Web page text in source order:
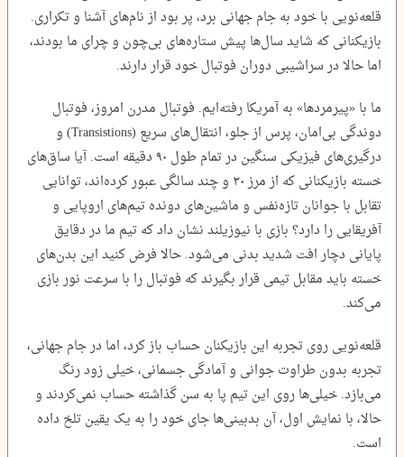
قلعه‌نویی با خود به جام جهانی برد، پر بود از نام‌های آشنا و تکراری.
بازیکنانی که شاید سال‌ها پیش ستاره‌های بی‌چون و چرای ما بودند،
اما حالا در سراشیبی دوران فوتبال خود قرار دارند.
ما با «پیرمردها» به آمریکا رفته‌ایم. فوتبال مدرن امروز، فوتبال
دوندگی بی‌امان، پرس از جلو، انتقال‌های سریع (Transistions) و
درگیری‌های فیزیکی سنگین در تمام طول ۹۰ دقیقه است. آیا ساق‌های
خسته بازیکنانی که از مرز ۳۰ و چند سالگی عبور کرده‌اند، توانایی
تقابل با جوانان تازه‌نفس و ماشین‌های دونده تیم‌های اروپایی و
آفریقایی را دارد؟ بازی با نیوزیلند نشان داد که تیم ما در دقایق
پایانی دچار افت شدید بدنی می‌شود. حالا فرض کنید این بدن‌های
خسته باید مقابل تیمی قرار بگیرند که فوتبال را با سرعت نور بازی
می‌کند.
قلعه‌نویی روی تجربه این بازیکنان حساب باز کرد، اما در جام جهانی،
تجربه بدون طراوت جوانی و آمادگی جسمانی، خیلی زود رنگ
می‌بازد. خیلی‌ها روی این تیم پا به سن گذاشته حساب نمی‌کردند و
حالا، با نمایش اول، آن بدبینی‌ها جای خود را به یک یقین تلخ داده
است.